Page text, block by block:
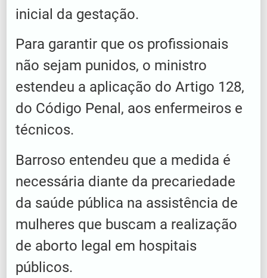
inicial da gestação.
Para garantir que os profissionais
não sejam punidos, o ministro
estendeu a aplicação do Artigo 128,
do Código Penal, aos enfermeiros e
técnicos.
Barroso entendeu que a medida é
necessária diante da precariedade
da saúde pública na assistência de
mulheres que buscam a realização
de aborto legal em hospitais
públicos.